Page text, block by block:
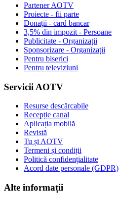
Partener AOTV
Proiecte - fii parte
Donații - card bancar
3,5% din impozit - Persoane
Publicitate - Organizații
Sponsorizare - Organizații
Pentru biserici
Pentru televiziuni
Servicii AOTV
Resurse descărcabile
Recepție canal
Aplicația mobilă
Revistă
Tu și AOTV
Termeni și condiții
Politică confidențialitate
Acord date personale (GDPR)
Alte informații